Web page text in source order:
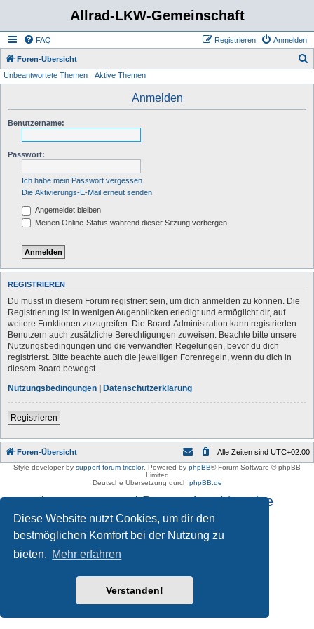
Diese Website nutzt Cookies, um dir den
bestmöglichen Komfort bei der Nutzung zu
bieten. Mehr erfahren
Verstanden!
Allrad-LKW-Gemeinschaft
FAQ Anmelden
Registrieren
Foren-Übersicht
Unbeantwortete Themen Aktive Themen
Anmelden
Benutzername:
Passwort:
Ich habe mein Passwort vergessen
Die Aktivierungs-E-Mail erneut senden
Angemeldet bleiben
Meinen Online-Status während dieser Sitzung verbergen
REGISTRIEREN
Du musst in diesem Forum registriert sein, um dich anmelden zu können. Die
Registrierung ist in wenigen Augenblicken erledigt und ermöglicht dir, auf
weitere Funktionen zuzugreifen. Die Board-Administration kann registrierten
Benutzern auch zusätzliche Berechtigungen zuweisen. Beachte bitte unsere
Nutzungsbedingungen und die verwandten Regelungen, bevor du dich
registrierst. Bitte beachte auch die jeweiligen Forenregeln, wenn du dich in
diesem Board bewegst.
Nutzungsbedingungen | Datenschutzerklärung
Registrieren
Foren-Übersicht Alle Zeiten sind UTC+02:00
Style developer by support forum tricolor, Powered by phpBB® Forum Software © phpBB
Limited
Deutsche Übersetzung durch phpBB.de
Impressum und Datenschutzhinweise